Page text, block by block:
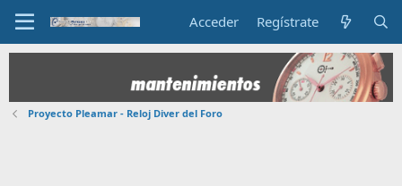
Acceder Regístrate
Proyecto Pleamar - Reloj Diver del Foro